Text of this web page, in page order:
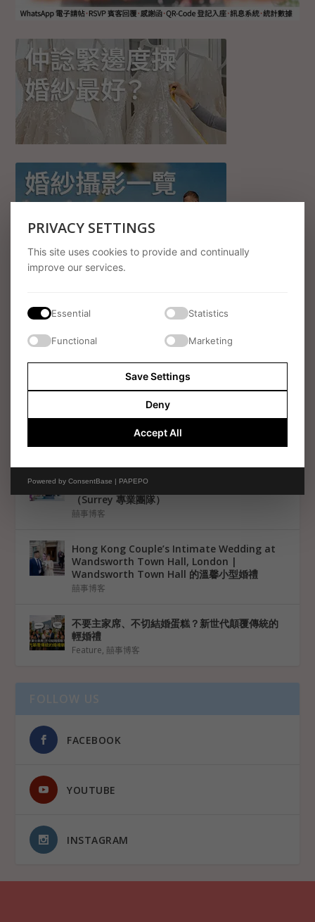
烏夫頓莊園（Ufton Court）春日婚禮 香港新娘
× 英國新郎｜婚禮攝影・婚禮錄影・新娘化妝及
髮型服務
告別尷尬擺拍！紀實風攝影與婚禮限時動態小幫
囍事博客
Southdowns Manor 婚紗攝影及錄影服務
（Surrey 專業團隊）
囍事博客
Hong Kong Couple’s Intimate Wedding at
Wandsworth Town Hall, London |
Wandsworth Town Hall 的溫馨小型婚禮
囍事博客
不要主家席、不切結婚蛋糕？新世代顛覆傳統的
輕婚禮
Feature, 囍事博客
FACEBOOK
YOUTUBE
INSTAGRAM
PRIVACY SETTINGS
This site uses cookies to provide and continually
improve our services.
Essential Statistics
Functional Marketing
Save Settings
Deny
Accept All
Powered by ConsentBase | PAPEPO